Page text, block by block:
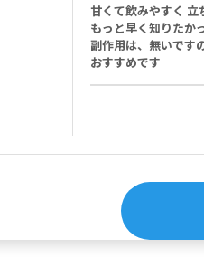
甘くて飲みやすく 立
もっと早く知りたか
副作用は、無いです
おすすめです